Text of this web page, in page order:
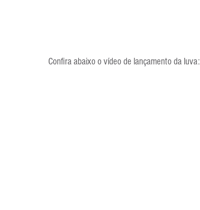
Confira abaixo o vídeo de lançamento da luva: